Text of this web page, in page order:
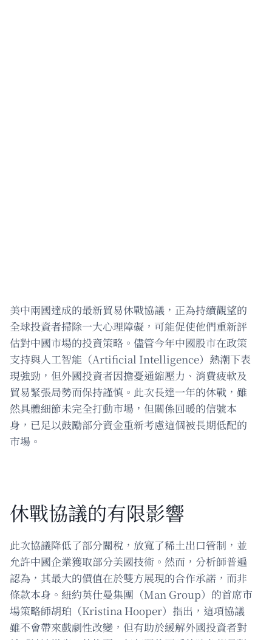
美中兩國達成的最新貿易休戰協議，正為持續觀望的
全球投資者掃除一大心理障礙，可能促使他們重新評
估對中國市場的投資策略。儘管今年中國股市在政策
支持與人工智能（Artificial Intelligence）熱潮下表
現強勁，但外國投資者因擔憂通縮壓力、消費疲軟及
貿易緊張局勢而保持謹慎。此次長達一年的休戰，雖
然具體細節未完全打動市場，但關係回暖的信號本
身，已足以鼓勵部分資金重新考慮這個被長期低配的
市場。
休戰協議的有限影響
此次協議降低了部分關稅，放寬了稀土出口管制，並
允許中國企業獲取部分美國技術。然而，分析師普遍
認為，其最大的價值在於雙方展現的合作承諾，而非
條款本身。紐約英仕曼集團（Man Group）的首席市
場策略師胡珀（Kristina Hooper）指出，這項協議
雖不會帶來戲劇性改變，但有助於緩解外國投資者對